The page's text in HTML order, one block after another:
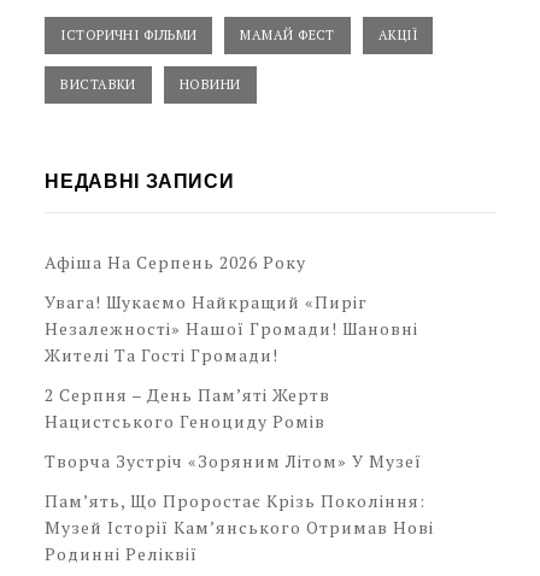
ІСТОРИЧНІ ФІЛЬМИ МАМАЙ ФЕСТ АКЦІЇ
ВИСТАВКИ НОВИНИ
НЕДАВНІ ЗАПИСИ
Афіша На Серпень 2026 Року
Увага! Шукаємо Найкращий «Пиріг
Незалежності» Нашої Громади! Шановні
Жителі Та Гості Громади!
2 Серпня – День Пам’яті Жертв
Нацистського Геноциду Ромів
Творча Зустріч «Зоряним Літом» У Музеї
Пам’ять, Що Проростає Крізь Покоління:
Музей Історії Кам’янського Отримав Нові
Родинні Реліквії